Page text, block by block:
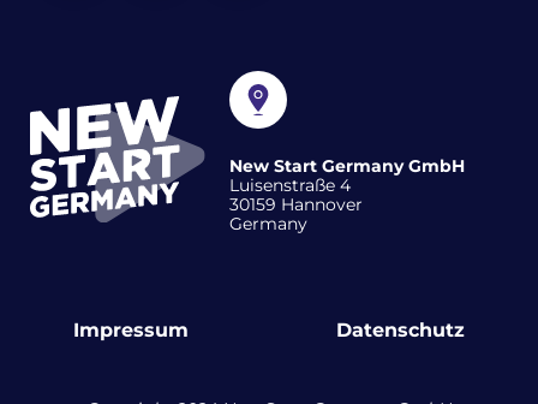
New Start Germany GmbH
Luisenstraße 4
30159 Hannover
Germany
Impressum Datenschutz